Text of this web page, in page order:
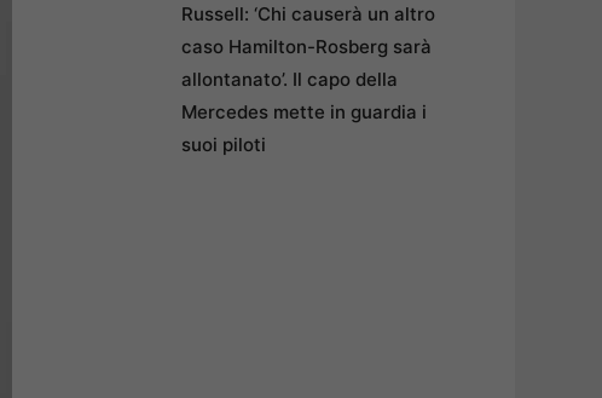
Russell: ‘Chi causerà un altro
caso Hamilton-Rosberg sarà
allontanato’. Il capo della
Mercedes mette in guardia i
suoi piloti